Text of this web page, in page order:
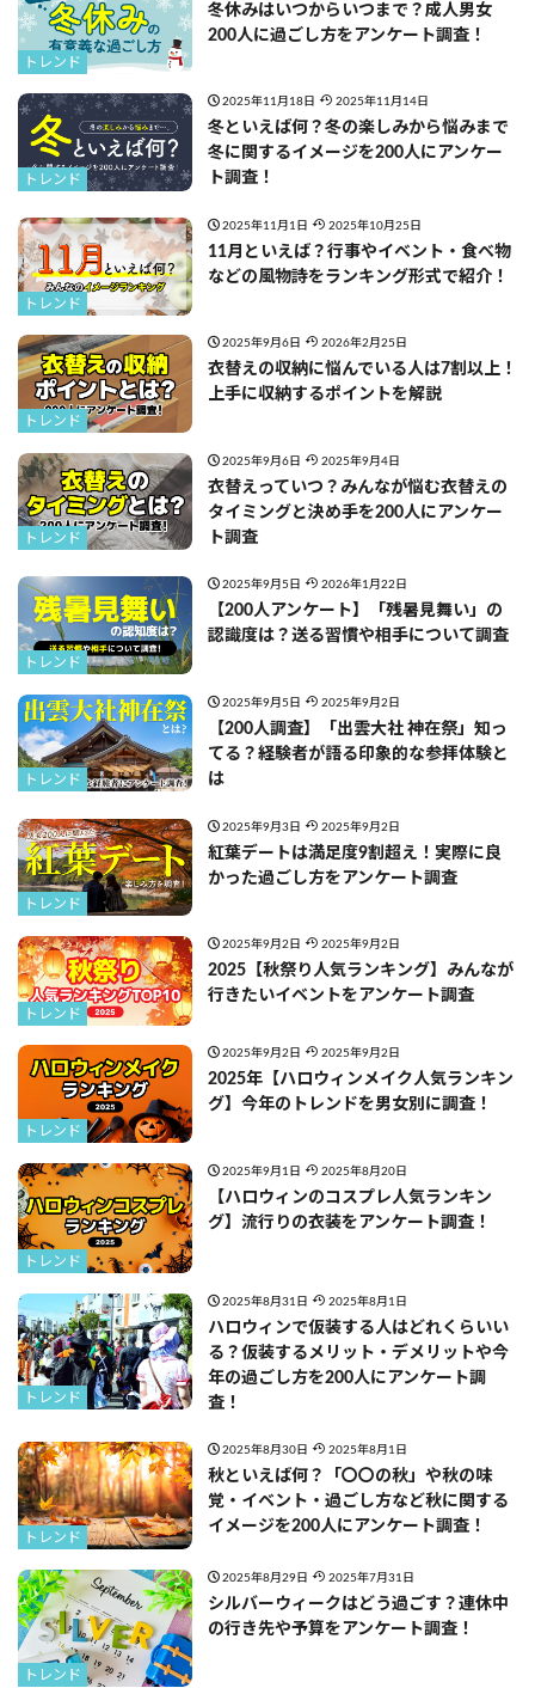
トレンド
冬休みはいつからいつまで？成人男女
200人に過ごし方をアンケート調査！
トレンド
2025年11月18日 2025年11月14日
冬といえば何？冬の楽しみから悩みまで
冬に関するイメージを200人にアンケー
ト調査！
トレンド
2025年11月1日 2025年10月25日
11月といえば？行事やイベント・食べ物
などの風物詩をランキング形式で紹介！
トレンド
2025年9月6日 2026年2月25日
衣替えの収納に悩んでいる人は7割以上！
上手に収納するポイントを解説
トレンド
2025年9月6日 2025年9月4日
衣替えっていつ？みんなが悩む衣替えの
タイミングと決め手を200人にアンケー
ト調査
トレンド
2025年9月5日 2026年1月22日
【200人アンケート】「残暑見舞い」の
認識度は？送る習慣や相手について調査
トレンド
2025年9月5日 2025年9月2日
【200人調査】「出雲大社 神在祭」知っ
てる？経験者が語る印象的な参拝体験と
は
トレンド
2025年9月3日 2025年9月2日
紅葉デートは満足度9割超え！実際に良
かった過ごし方をアンケート調査
トレンド
2025年9月2日 2025年9月2日
2025【秋祭り人気ランキング】みんなが
行きたいイベントをアンケート調査
トレンド
2025年9月2日 2025年9月2日
2025年【ハロウィンメイク人気ランキン
グ】今年のトレンドを男女別に調査！
トレンド
2025年9月1日 2025年8月20日
【ハロウィンのコスプレ人気ランキン
グ】流行りの衣装をアンケート調査！
トレンド
2025年8月31日 2025年8月1日
ハロウィンで仮装する人はどれくらいい
る？仮装するメリット・デメリットや今
年の過ごし方を200人にアンケート調
査！
トレンド
2025年8月30日 2025年8月1日
秋といえば何？「〇〇の秋」や秋の味
覚・イベント・過ごし方など秋に関する
イメージを200人にアンケート調査！
トレンド
2025年8月29日 2025年7月31日
シルバーウィークはどう過ごす？連休中
の行き先や予算をアンケート調査！